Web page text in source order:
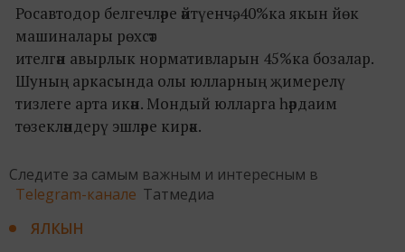
Росавтодор белгечләре әйтүенчә, 40%ка якын йөк
машиналары рөхсәт
ителгән авырлык нормативларын 45%ка бозалар.
Шуның аркасында олы юлларның җимерелү
тизлеге арта икән. Мондый юлларга һәрдаим
төзекләндерү эшләре кирәк.
Следите за самым важным и интересным в
Telegram-канале Татмедиа
ЯЛКЫН